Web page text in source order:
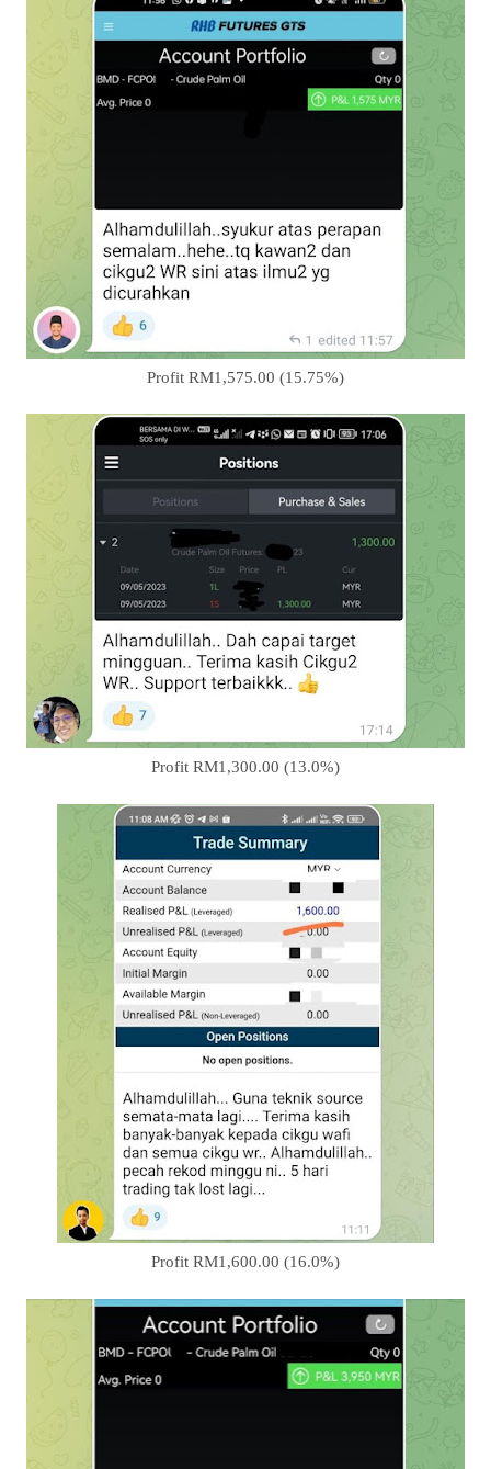
Profit RM1,575.00 (15.75%)
Profit RM1,300.00 (13.0%)
Profit RM1,600.00 (16.0%)